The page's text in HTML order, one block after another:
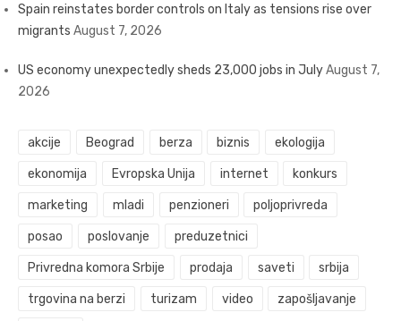
Spain reinstates border controls on Italy as tensions rise over
migrants August 7, 2026
US economy unexpectedly sheds 23,000 jobs in JulyAugust 7,
2026
akcije Beograd berza biznis ekologija
ekonomija Evropska Unija internet konkurs
marketing mladi penzioneri poljoprivreda
posao poslovanje preduzetnici
Privredna komora Srbije prodaja saveti srbija
trgovina na berzi turizam video zapošljavanje